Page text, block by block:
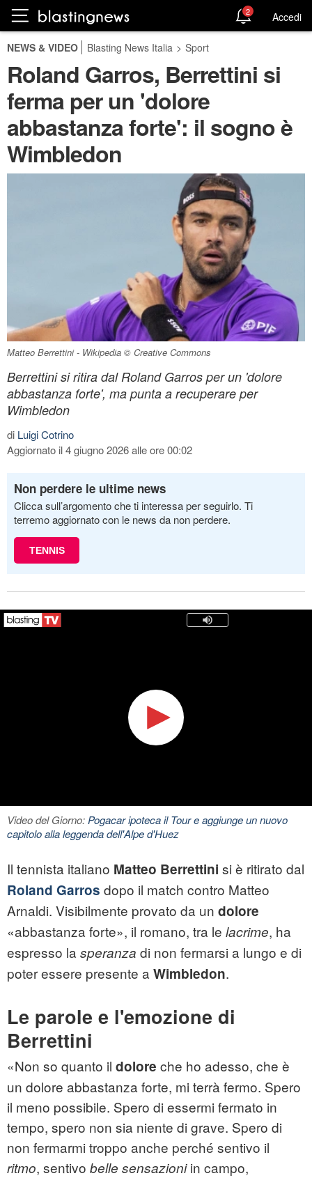
2 Accedi
NEWS & VIDEO Blasting News Italia > Sport
Roland Garros, Berrettini si
ferma per un 'dolore
abbastanza forte': il sogno è
Wimbledon
Matteo Berrettini - Wikipedia © Creative Commons
Berrettini si ritira dal Roland Garros per un 'dolore
abbastanza forte', ma punta a recuperare per
Wimbledon
di Luigi Cotrino
Aggiornato il 4 giugno 2026 alle ore 00:02
Non perdere le ultime news
Clicca sull’argomento che ti interessa per seguirlo. Ti
terremo aggiornato con le news da non perdere.
TENNIS
Video del Giorno:Pogacar ipoteca il Tour e aggiunge un nuovo
capitolo alla leggenda dell'Alpe d'Huez
Il tennista italiano Matteo Berrettini si è ritirato dal
Roland Garros dopo il match contro Matteo
Arnaldi. Visibilmente provato da un dolore
«abbastanza forte», il romano, tra le lacrime, ha
espresso la speranza di non fermarsi a lungo e di
poter essere presente a Wimbledon.
Le parole e l'emozione di
Berrettini
«Non so quanto il dolore che ho adesso, che è
un dolore abbastanza forte, mi terrà fermo. Spero
il meno possibile. Spero di essermi fermato in
tempo, spero non sia niente di grave. Spero di
non fermarmi troppo anche perché sentivo il
ritmo, sentivo belle sensazioniin campo,